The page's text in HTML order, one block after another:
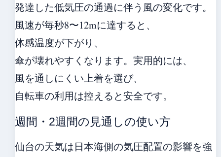
発達した低気圧の通過に伴う風の変化です。
風速が毎秒8〜12mに達すると、
体感温度が下がり、
傘が壊れやすくなります。実用的には、
風を通しにくい上着を選び、
自転車の利用は控えると安全です。
週間・2週間の見通しの使い方
仙台の天気は日本海側の気圧配置の影響を強